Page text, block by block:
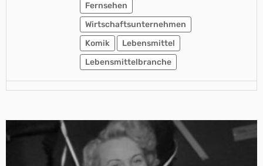
Fernsehen
Wirtschaftsunternehmen
Komik
Lebensmittel
Lebensmittelbranche